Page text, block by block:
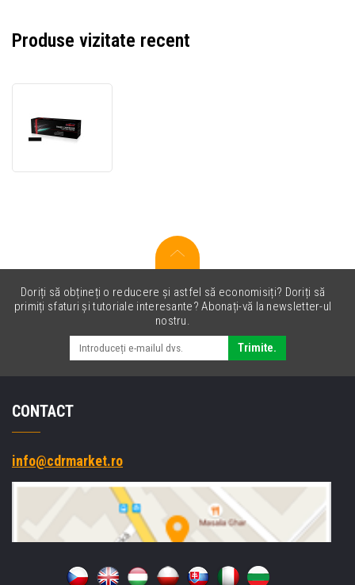
Produse vizitate recent
pentru
(black)
Doriți să obțineți o reducere și astfel să economisiți? Doriți să
primiți sfaturi și tutoriale interesante? Abonați-vă la newsletter-ul
nostru.
Trimite.
CONTACT
info@cdrmarket.ro